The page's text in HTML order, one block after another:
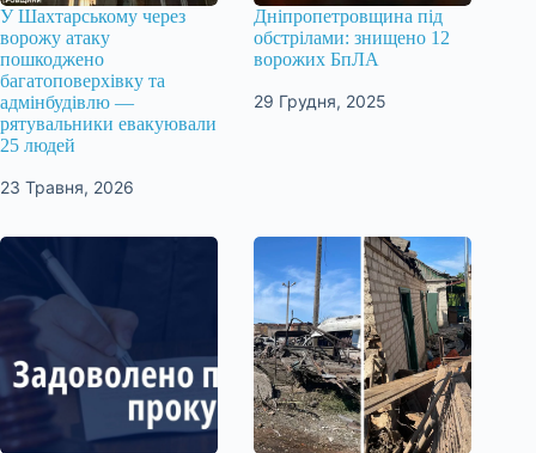
У Шахтарському через
ворожу атаку
пошкоджено
багатоповерхівку та
адмінбудівлю —
рятувальники евакуювали
25 людей
23 Травня, 2026
Дніпропетровщина під
обстрілами: знищено 12
ворожих БпЛА
29 Грудня, 2025